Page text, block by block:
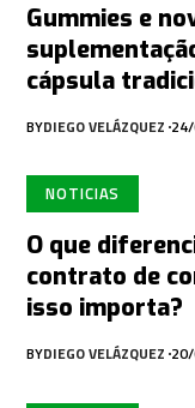
Gummies e
cápsula
BYDIEGO VELÁZQUEZ
NOTICIAS
O que
contrato de
isso importa?
BYDIEGO VELÁZQUEZ